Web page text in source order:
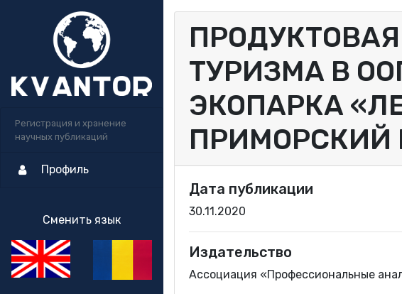
Регистрация и хранение
научных публикаций
Профиль
Сменить язык
ТУРИЗМА В
ЭКОПАРКА
ПРИМОРСКИЙ
Дата публикации
30.11.2020
Издательство
Ассоциация «Профессиональные